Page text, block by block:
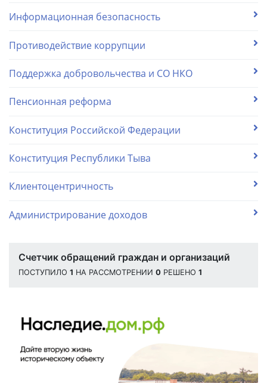
Информационная безопасность
Противодействие коррупции
Поддержка добровольчества и СО НКО
Пенсионная реформа
Конституция Российской Федерации
Конституция Республики Тыва
Клиентоцентричность
Администрирование доходов
Счетчик обращений граждан и организаций
ПОСТУПИЛО 1 НА РАССМОТРЕНИИ 0 РЕШЕНО 1